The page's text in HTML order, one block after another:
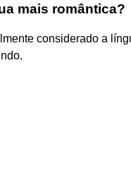
mais romântica?
considerado a